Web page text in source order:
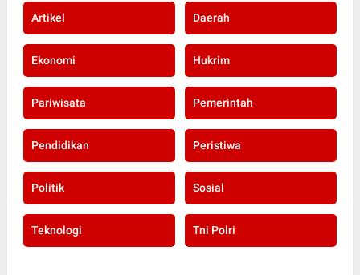
Artikel Daerah
Ekonomi Hukrim
Pariwisata Pemerintah
Pendidikan Peristiwa
Politik Sosial
Teknologi Tni Polri